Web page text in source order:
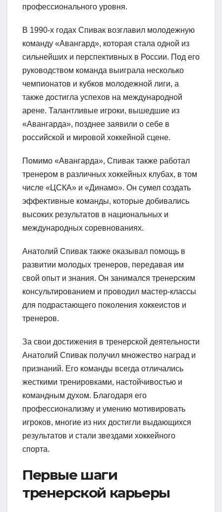
профессионального уровня.
В 1990-х годах Спивак возглавил молодежную
команду «Авангард», которая стала одной из
сильнейших и перспективных в России. Под его
руководством команда выиграла несколько
чемпионатов и кубков молодежной лиги, а
также достигла успехов на международной
арене. Талантливые игроки, вышедшие из
«Авангарда», позднее заявили о себе в
российской и мировой хоккейной сцене.
Помимо «Авангарда», Спивак также работал
тренером в различных хоккейных клубах, в том
числе «ЦСКА» и «Динамо». Он сумел создать
эффективные команды, которые добивались
высоких результатов в национальных и
международных соревнованиях.
Анатолий Спивак также оказывал помощь в
развитии молодых тренеров, передавая им
свой опыт и знания. Он занимался тренерским
консультированием и проводил мастер-классы
для подрастающего поколения хоккеистов и
тренеров.
За свои достижения в тренерской деятельности
Анатолий Спивак получил множество наград и
признаний. Его команды всегда отличались
жесткими тренировками, настойчивостью и
командным духом. Благодаря его
профессионализму и умению мотивировать
игроков, многие из них достигли выдающихся
результатов и стали звездами хоккейного
спорта.
Первые шаги
тренерской карьеры